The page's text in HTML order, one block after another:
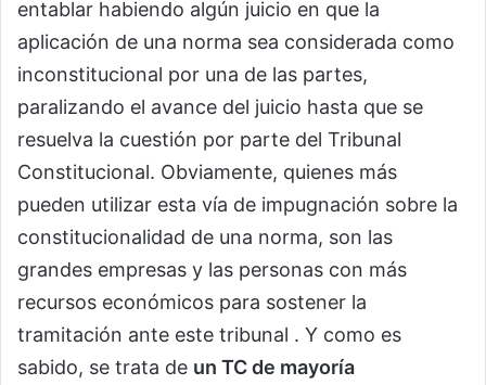
entablar habiendo algún juicio en que la
aplicación de una norma sea considerada como
inconstitucional por una de las partes,
paralizando el avance del juicio hasta que se
resuelva la cuestión por parte del Tribunal
Constitucional. Obviamente, quienes más
pueden utilizar esta vía de impugnación sobre la
constitucionalidad de una norma, son las
grandes empresas y las personas con más
recursos económicos para sostener la
tramitación ante este tribunal . Y como es
sabido, se trata de un TC de mayoría